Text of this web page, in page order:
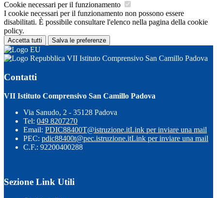
Cookie necessari per il funzionamento
I cookie necessari per il funzionamento non possono essere
disabilitati. È possibile consultare l'elenco nella pagina della cookie
policy.
Accetta tutti Salva le preferenze
VII Istituto Comprensivo San Camillo Padova
Contatti
VII Istituto Comprensivo San Camillo Padova
Via Sanudo, 2 - 35128 Padova
Tel: 049 8207270
Email: PDIC88400T@istruzione.itLink per inviare una mail
PEC: pdic88400t@pec.istruzione.itLink per inviare una mail
C.F.: 92200400288
Sezione Link Utili